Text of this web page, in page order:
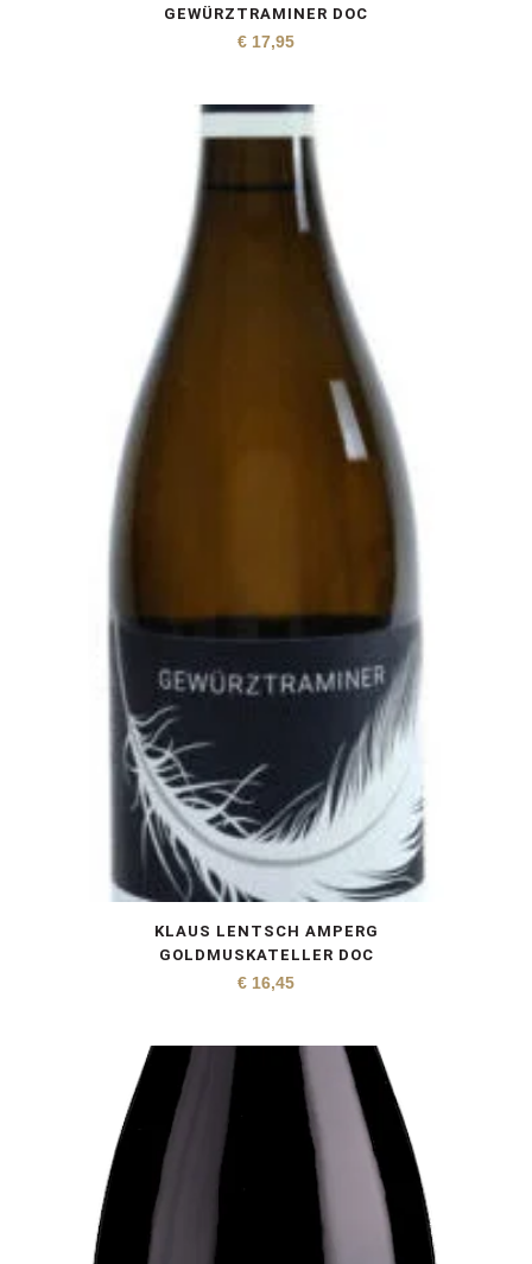
GEWÜRZTRAMINER DOC
€ 17,95
KLAUS LENTSCH AMPERG
GOLDMUSKATELLER DOC
€ 16,45